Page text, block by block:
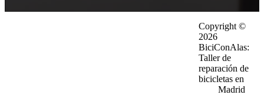
Copyright ©
2026
BiciConAlas:
Taller de
reparación de
bicicletas en
Madrid